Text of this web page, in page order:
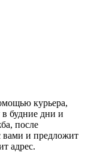
курьера,
в будние дни и
после
вами и предложит
адрес.